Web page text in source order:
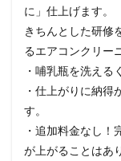
に」仕上げます。
きちんとした研修
るエアコンクリー
・哺乳瓶を洗える
・仕上がりに納得
す。
・追加料金なし
が上がることはあ